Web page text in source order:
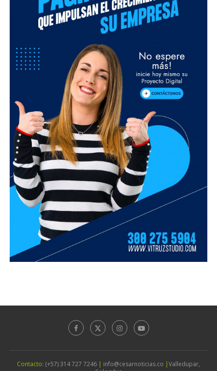
Contacto: (+57) 314 727 7246 | info@cesarnoticias.co |Valledupar,